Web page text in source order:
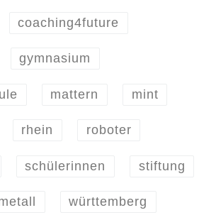
coaching4future
gymnasium
mattern mint
rhein roboter
schülerinnen stiftung
württemberg